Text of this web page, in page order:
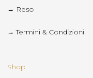
→ Reso
→ Termini & Condizioni
Shop